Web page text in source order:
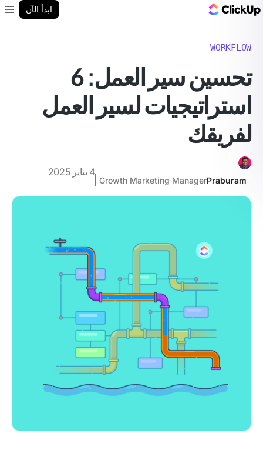
ابدأ الآن
WORKFLOW
تحسين سير العمل: 6
استراتيجيات لسير العمل
لفريقك
Praburam
Growth Marketing Manager
4 يناير 2025